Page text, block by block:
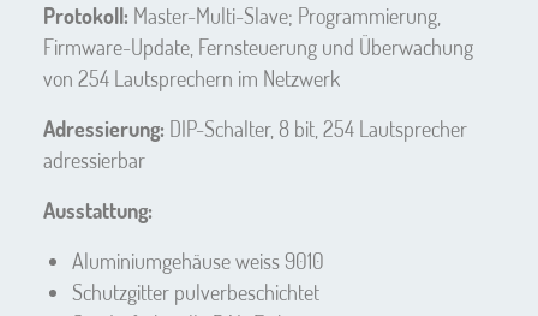
Protokoll: Master-Multi-Slave; Programmierung,
Firmware-Update, Fernsteuerung und Überwachung
von 254 Lautsprechern im Netzwerk
Adressierung: DIP-Schalter, 8 bit, 254 Lautsprecher
adressierbar
Ausstattung:
Aluminiumgehäuse weiss 9010
Schutzgitter pulverbeschichtet